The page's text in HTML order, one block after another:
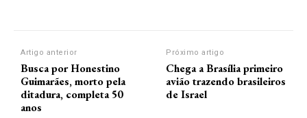
Artigo anterior
Busca por Honestino
Guimarães, morto pela
ditadura, completa 50
anos
Próximo artigo
Chega a Brasília primeiro
avião trazendo brasileiros
de Israel